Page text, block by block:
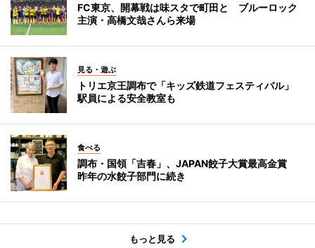
FC東京、開幕戦は味スタで町田と ブルーロック
主演・高橋文哉さんら来場
見る・遊ぶ
トリエ京王調布で「キッズ鉄道フェスティバル」
駅員による安全教室も
食べる
調布・国領「吉春」、JAPAN餃子大賞最高金賞
昨年の水餃子部門に続き
もっと見る